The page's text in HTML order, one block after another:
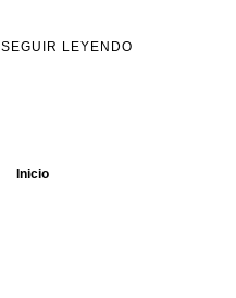
SEGUIR LEYENDO
Inicio